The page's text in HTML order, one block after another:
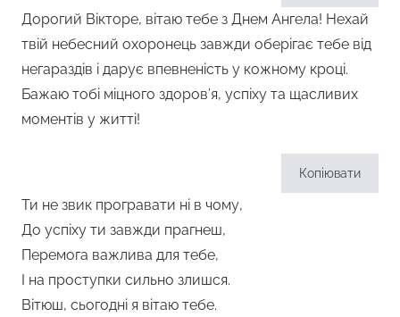
Дорогий Вікторе, вітаю тебе з Днем Ангела! Нехай
твій небесний охоронець завжди оберігає тебе від
негараздів і дарує впевненість у кожному кроці.
Бажаю тобі міцного здоров’я, успіху та щасливих
моментів у житті!
Копіювати
Ти не звик програвати ні в чому,
До успіху ти завжди прагнеш,
Перемога важлива для тебе,
І на проступки сильно злишся.
Вітюш, сьогодні я вітаю тебе.